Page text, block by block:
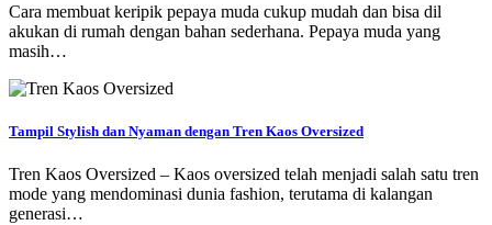
Cara membuat keripik pepaya muda cukup mudah dan bisa dil
akukan di rumah dengan bahan sederhana. Pepaya muda yang
masih…
Tampil Stylish dan Nyaman dengan Tren Kaos Oversized
Tren Kaos Oversized – Kaos oversized telah menjadi salah satu tren
mode yang mendominasi dunia fashion, terutama di kalangan
generasi…